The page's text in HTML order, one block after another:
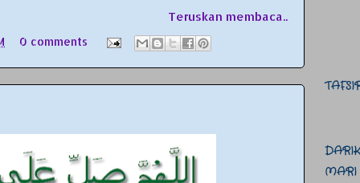
Teruskan membaca..
0 comments
MARI